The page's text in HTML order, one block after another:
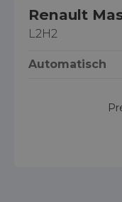
Renault
L2H2
Automatisch